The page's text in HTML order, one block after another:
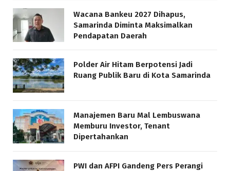
Wacana Bankeu 2027 Dihapus,
Samarinda Diminta Maksimalkan
Pendapatan Daerah
Polder Air Hitam Berpotensi Jadi
Ruang Publik Baru di Kota Samarinda
Manajemen Baru Mal Lembuswana
Memburu Investor, Tenant
Dipertahankan
PWI dan AFPI Gandeng Pers Perangi